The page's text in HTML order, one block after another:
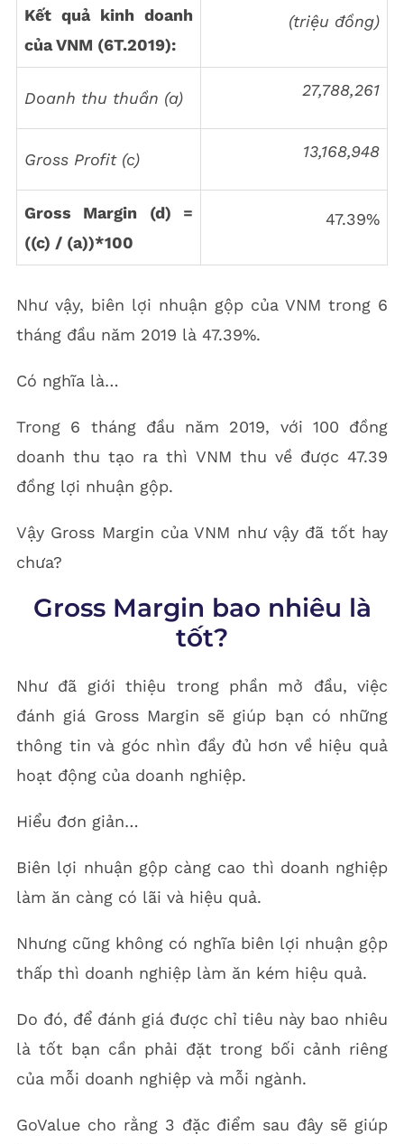
Kết quả kinh doanh
của VNM (6T.2019):
(triệu đồng)
Doanh thu thuần (a) 27,788,261
Gross Profit (c) 13,168,948
Gross Margin (d) =
((c) / (a))*100
47.39%
Như vậy, biên lợi nhuận gộp của VNM trong 6
tháng đầu năm 2019 là 47.39%.
Có nghĩa là…
Trong 6 tháng đầu năm 2019, với 100 đồng
doanh thu tạo ra thì VNM thu về được 47.39
đồng lợi nhuận gộp.
Vậy Gross Margin của VNM như vậy đã tốt hay
chưa?
Gross Margin bao nhiêu là
tốt?
Như đã giới thiệu trong phần mở đầu, việc
đánh giá Gross Margin sẽ giúp bạn có những
thông tin và góc nhìn đầy đủ hơn về hiệu quả
hoạt động của doanh nghiệp.
Hiểu đơn giản…
Biên lợi nhuận gộp càng cao thì doanh nghiệp
làm ăn càng có lãi và hiệu quả.
Nhưng cũng không có nghĩa biên lợi nhuận gộp
thấp thì doanh nghiệp làm ăn kém hiệu quả.
Do đó, để đánh giá được chỉ tiêu này bao nhiêu
là tốt bạn cần phải đặt trong bối cảnh riêng
của mỗi doanh nghiệp và mỗi ngành.
GoValue cho rằng 3 đặc điểm sau đây sẽ giúp